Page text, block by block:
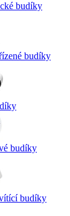
budíky
budíky
budíky
budíky